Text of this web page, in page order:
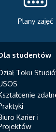
Serwis
studentów
Toku
Karier i